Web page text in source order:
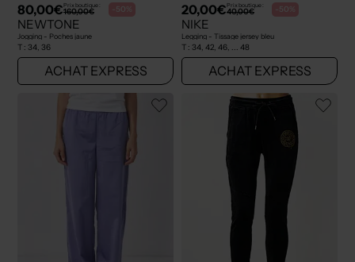
80,00€Prix boutique :
160,00€ -50%
NEWTONE
Jogging - Poches jaune
T : 34, 36
ACHAT EXPRESS
20,00€Prix boutique :
40,00€ -50%
NIKE
Legging - Tissage jersey bleu
T : 34, 42, 46, ... 48
ACHAT EXPRESS